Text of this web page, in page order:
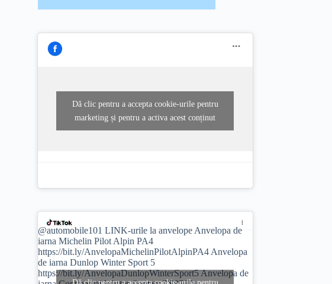
Dă clic pentru a accepta cookie-urile pentru
marketing și pentru a activa acest conținut
@automobile101 LINK-urile la anvelope Anvelopa de
iarna Michelin Pilot Alpin PA4
https://bit.ly/AnvelopaMichelinPilotAlpinPA4 Anvelopa
de iarna Dunlop Winter Sport 5
https://bit.ly/AnvelopaDunlopWinterSport5 Anvelopa de